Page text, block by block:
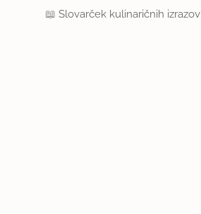
📖Slovarček kulinaričnih izrazov